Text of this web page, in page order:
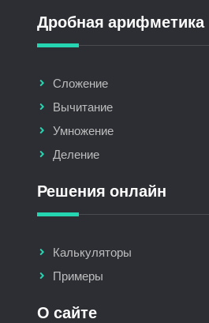
Дробная арифметика
Сложение
Вычитание
Умножение
Деление
Решения онлайн
Калькуляторы
Примеры
О сайте